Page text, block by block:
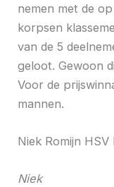
nemen met de
korpsen
van de 5
geloot. Gewoon
Voor de
mannen.
Niek Romijn
Niek